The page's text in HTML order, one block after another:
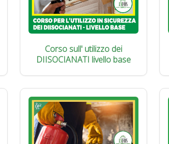
Corso sull' utilizzo dei
DIISOCIANATI livello base